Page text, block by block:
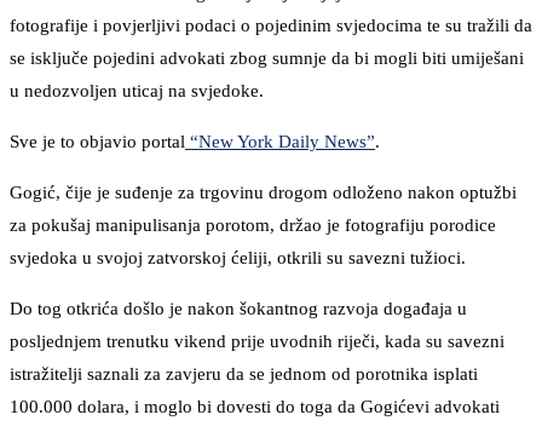
fotografije i povjerljivi podaci o pojedinim svjedocima te su tražili da
se isključe pojedini advokati zbog sumnje da bi mogli biti umiješani
u nedozvoljen uticaj na svjedoke.
Sve je to objavio portal “New York Daily News”.
Gogić, čije je suđenje za trgovinu drogom odloženo nakon optužbi
za pokušaj manipulisanja porotom, držao je fotografiju porodice
svjedoka u svojoj zatvorskoj ćeliji, otkrili su savezni tužioci.
Do tog otkrića došlo je nakon šokantnog razvoja događaja u
posljednjem trenutku vikend prije uvodnih riječi, kada su savezni
istražitelji saznali za zavjeru da se jednom od porotnika isplati
100.000 dolara, i moglo bi dovesti do toga da Gogićevi advokati